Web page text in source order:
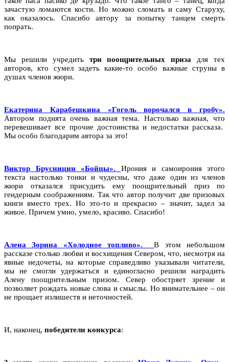
зачастую ломаются кости. Но можно сломать и саму Старуху,
как оказалось. Спасибо автору за попытку танцем смерть
попрать.
Мы решили учредить три поощрительных приза для тех
авторов, кто сумел задеть какие-то особо важные струны в
душах членов жюри.
Екатерина Карабешкина «Гоголь ворочался в гробу».
Автором поднята очень важная тема. Настолько важная, что
перевешивает все прочие достоинства и недостатки рассказа.
Мы особо благодарим автора за это!
Виктор Брусницин «Бойцы». Ирония и самоирония этого
текста настолько тонки и чудесны, что даже один из членов
жюри отказался присудить ему поощрительный приз по
гендерным соображениям. Так что автор получит две призовых
книги вместо трех. Но это-то и прекрасно – значит, задел за
живое. Причем умно, умело, красиво. Спасибо!
Алена Зорина «Холодное топливо».В этом небольшом
рассказе столько любви и восхищения Севером, что, несмотря на
явные недочеты, на которые справедливо указывали читатели,
мы не смогли удержаться и единогласно решили наградить
Алену поощрительным призом. Север обостряет зрение и
позволяет рождать новые слова и смыслы. Но внимательнее – он
не прощает излишеств и неточностей.
И, наконец, победители конкурса: